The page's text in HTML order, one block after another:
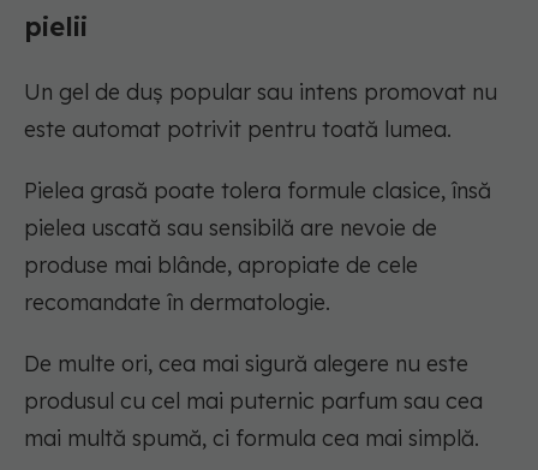
pielii
Un gel de duș popular sau intens promovat nu
este automat potrivit pentru toată lumea.
Pielea grasă poate tolera formule clasice, însă
pielea uscată sau sensibilă are nevoie de
produse mai blânde, apropiate de cele
recomandate în dermatologie.
De multe ori, cea mai sigură alegere nu este
produsul cu cel mai puternic parfum sau cea
mai multă spumă, ci formula cea mai simplă.